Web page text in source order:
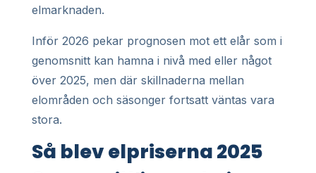
elmarknaden.
Inför 2026 pekar prognosen mot ett elår som i
genomsnitt kan hamna i nivå med eller något
över 2025, men där skillnaderna mellan
elområden och säsonger fortsatt väntas vara
stora.
Så blev elpriserna 2025